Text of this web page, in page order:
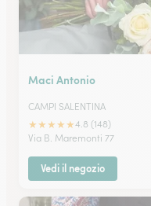
Maci Antonio
CAMPI SALENTINA
★★★★★4.8 (148)
Via B. Maremonti 77
Vedi il negozio